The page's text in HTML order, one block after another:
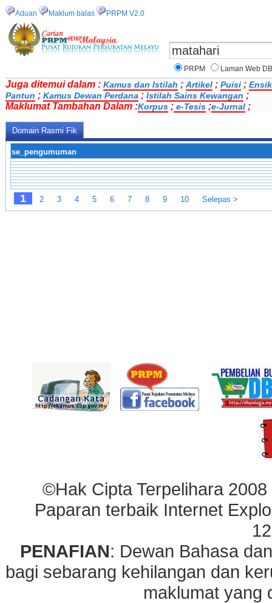
Aduan Maklum balas PRPM V2.0
PRPM Laman Web
Juga ditemui dalam : Kamus dan Istilah ; Artikel ; Puisi ;
Pantun ; Kamus Dewan Perdana ; Istilah Sains Kewangan ;
Maklumat Tambahan Dalam :Korpus ; e-Tesis ;e-Jurnal ;
Domain Rasmi Fik
se_pengumuman
1 2 3 4 5 6 7 8 9 10 Selepas >
©Hak Cipta Terpelihara
Paparan terbaik Internet
PENAFIAN: Dewan Bahasa
bagi sebarang kehilangan dan
maklumat yang